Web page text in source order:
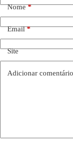
Nome*
Email*
Site
Adicionar comentário